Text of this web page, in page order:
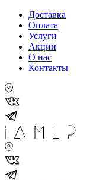
Доставка
Оплата
Услуги
Акции
О нас
Контакты